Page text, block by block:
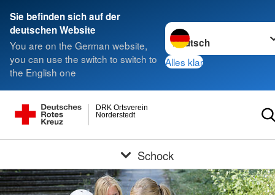
Sie befinden sich auf der
deutschen Website
You are on the German website,
you can use the switch to switch to
the English one
Sprache wechseln zu
Alles klar
Norderstedt
DRK Ortsverein
Schock